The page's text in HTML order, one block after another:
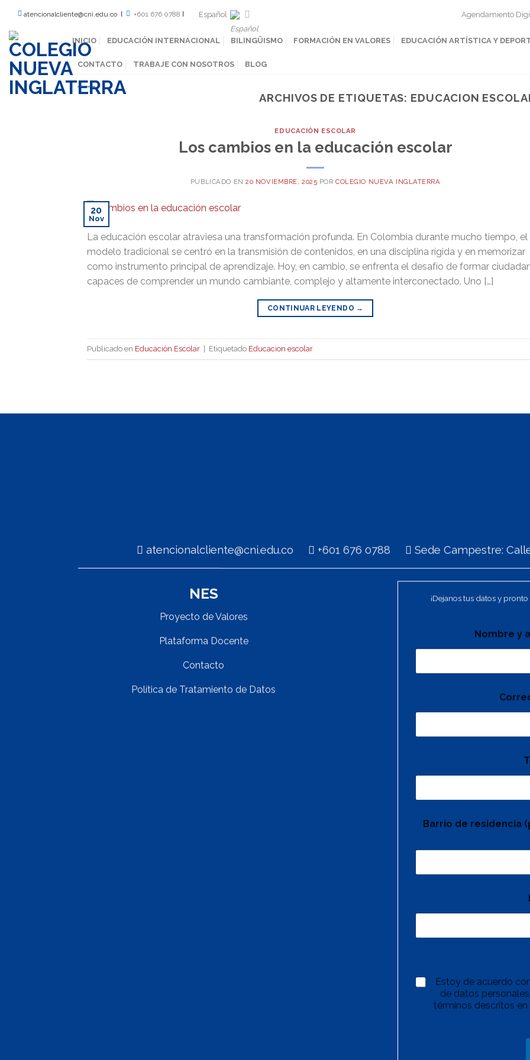
atencionalcliente@cni.edu.co +601 676 0788 Español Agendamiento
INICIO EDUCACIÓN INTERNACIONAL BILINGÜISMO FORMACIÓN EN VALORES EDUCACIÓN ARTÍSTICA Y
CONTACTO TRABAJE CON NOSOTROS BLOG
ARCHIVOS DE ETIQUETAS: EDUCACION
EDUCACIÓN ESCOLAR
Los cambios en la educación escolar
PUBLICADO EN20 NOVIEMBRE, 2025 PORCOLEGIO NUEVA INGLATERRA
20
Nov
La educación escolar atraviesa una transformación profunda. En Colombia durante mucho tiempo, el
modelo tradicional se centró en la transmisión de contenidos, en una disciplina rígida y en memorizar
como instrumento principal de aprendizaje. Hoy, en cambio, se enfrenta el desafío de formar
capaces de comprender un mundo cambiante, complejo y altamente interconectado. Uno […]
CONTINUAR LEYENDO →
Publicado en Educación Escolar | Etiquetado Educacion escolar
atencionalcliente@cni.edu.co +601 676 0788 Sede Campestre:
NES
Proyecto de Valores
Plataforma Docente
Contacto
Política de Tratamiento de Datos
¡Dejanos tus datos y
Nombre y
Barrio de residencia
Estoy de acuerdo
de datos
términos descritos